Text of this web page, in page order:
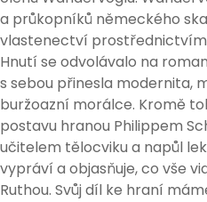
a průkopníků německého
vlastenectví
Hnutí se odvolávalo na
s sebou přinesla modernita,
buržoazní morálce. Kromě
postavu hranou Philippem
učitelem tělocviku a napůl
vypráví a objasňuje, co vše
Ruthou. Svůj díl ke hraní